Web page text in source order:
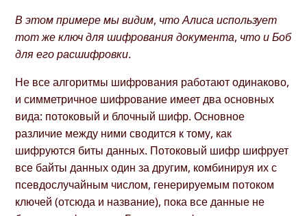
В этом примере мы видим, что Алиса использует
тот же ключ для шифрования документа, что и Боб
для его расшифровки.
Не все алгоритмы шифрования работают одинаково,
и симметричное шифрование имеет два основных
вида: потоковый и блочный шифр. Основное
различие между ними сводится к тому, как
шифруются биты данных. Потоковый шифр шифрует
все байты данных один за другим, комбинируя их с
псевдослучайным числом, генерируемым потоком
ключей (отсюда и название), пока все данные не